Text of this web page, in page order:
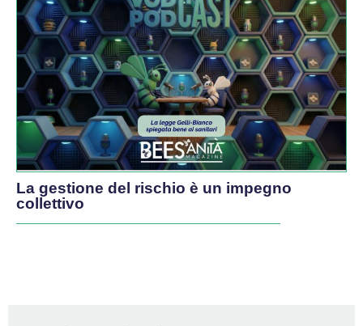
La gestione del rischio è un impegno
collettivo